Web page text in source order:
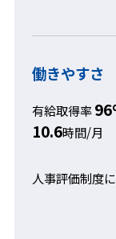
働きやすさ
有給取得率
10.6時間/月
人事評価制度